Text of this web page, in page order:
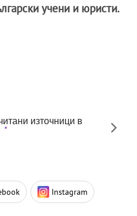
учени и юристи.
източници в
Instagram